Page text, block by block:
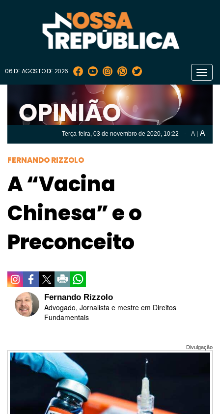
06 DE AGOSTO DE 2026
Terça-feira, 03 de novembro de 2020, 10:22 - A A
FERNANDO RIZZOLO
A “Vacina
Chinesa” e o
Preconceito
Fernando Rizzolo
Advogado, Jornalista e mestre em Direitos
Fundamentais
Divulgação